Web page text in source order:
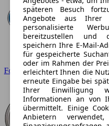
Ford
späteren Besuch
Angebote aus Ihrer
personalisierte
bereitzustellen und
speichern Ihre E-Mail-
für gespeicherte
oder im Rahmen der
erleichtert Ihnen die
erneute Eingabe bei
Ihrer Einwilligung
Informationen an von
übermittelt. Einige
Anbietern